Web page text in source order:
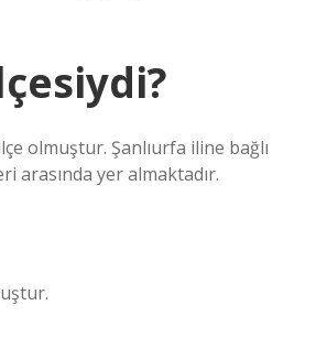
olmuştur. Şanlıurfa iline bağlı
arasında yer almaktadır.